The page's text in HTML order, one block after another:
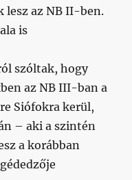
lesz az NB II-ben.
is
szóltak, hogy
az NB III-ban a
Siófokra kerül,
– aki a szintén
a korábban